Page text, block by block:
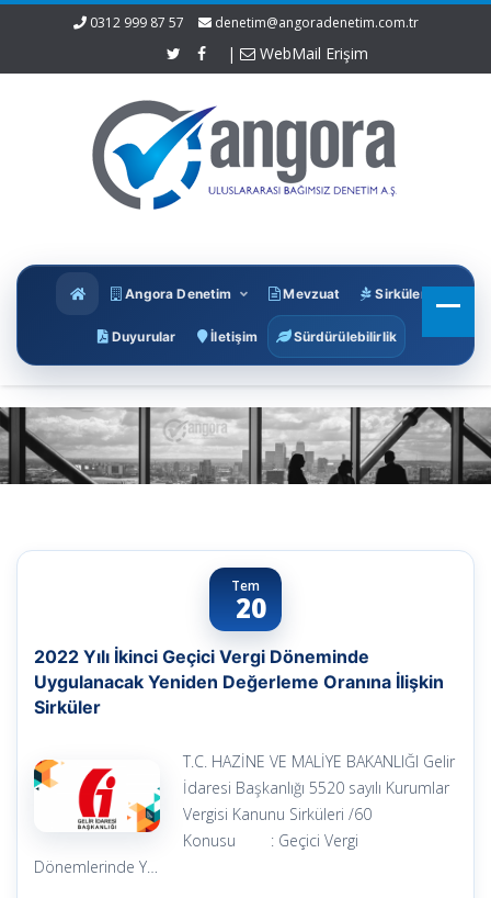
0312 999 87 57 denetim@angoradenetim.com.tr
| WebMail Erişim
Angora Denetim Mevzuat Sirküler
Duyurular İletişim Sürdürülebilirlik
Tem
20
2022 Yılı İkinci Geçici Vergi Döneminde
Uygulanacak Yeniden Değerleme Oranına İlişkin
Sirküler
T.C. HAZİNE VE MALİYE BAKANLIĞI Gelir
İdaresi Başkanlığı 5520 sayılı Kurumlar
Vergisi Kanunu Sirküleri /60
Konusu : Geçici Vergi
Dönemlerinde Y…